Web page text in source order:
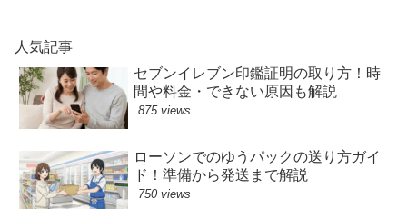
人気記事
セブンイレブン印鑑証明の取り方！時
間や料金・できない原因も解説
875 views
ローソンでのゆうパックの送り方ガイ
ド！準備から発送まで解説
750 views